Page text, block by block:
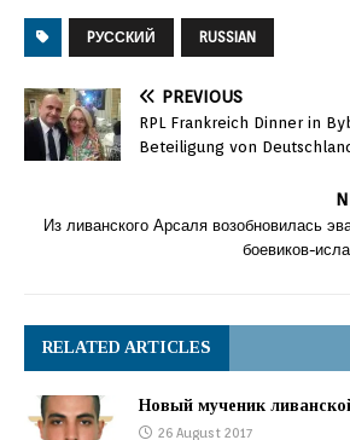
PУССКИЙ RUSSIAN
PREVIOUS
RPL Frankreich Dinner in
Beteiligung von
Из ливанского Арсаля возобновилась
боевиков-
RELATED ARTICLES
Новый мученик
26 August 2017